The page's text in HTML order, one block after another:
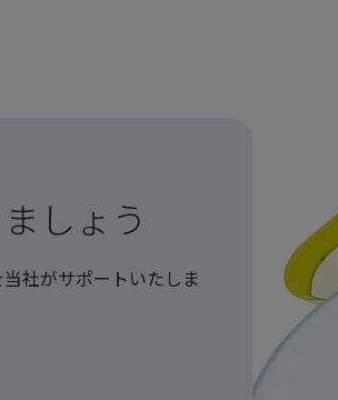
しょう
社がサポートいたしま